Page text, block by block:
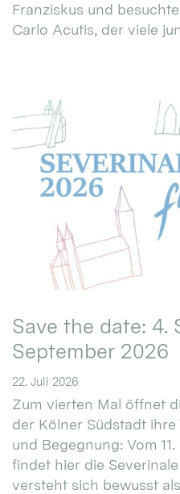
Franziskus und
Carlo Acutis, der viele
Save the date: 4.
September 2026
22. Juli 2026
Zum vierten Mal öffnet
der Kölner Südstadt
und Begegnung: Vom
findet hier die
versteht sich bewusst